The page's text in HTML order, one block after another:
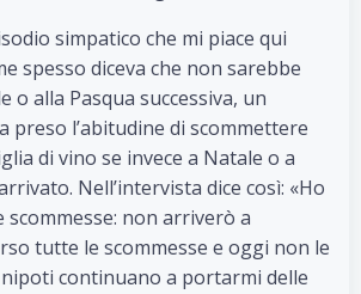
simpatico che mi piace qui
spesso diceva che non sarebbe
o alla Pasqua successiva, un
preso l’abitudine di scommettere
di vino se invece a Natale o a
Nell’intervista dice così: «Ho
scommesse: non arriverò a
tutte le scommesse e oggi non le
continuano a portarmi delle